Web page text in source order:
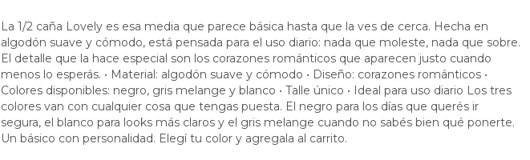
La 1/2 caña Lovely es esa media que parece básica hasta que la ves de cerca. Hecha en
algodón suave y cómodo, está pensada para el uso diario: nada que moleste, nada que sobre.
El detalle que la hace especial son los corazones románticos que aparecen justo cuando
menos lo esperás. • Material: algodón suave y cómodo • Diseño: corazones románticos •
Colores disponibles: negro, gris melange y blanco • Talle único • Ideal para uso diario Los tres
colores van con cualquier cosa que tengas puesta. El negro para los días que querés ir
segura, el blanco para looks más claros y el gris melange cuando no sabés bien qué ponerte.
Un básico con personalidad. Elegí tu color y agregala al carrito.